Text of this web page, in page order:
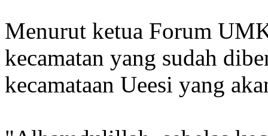
Menurut ketua Forum
kecamatan yang sudah
kecamataan Ueesi yang